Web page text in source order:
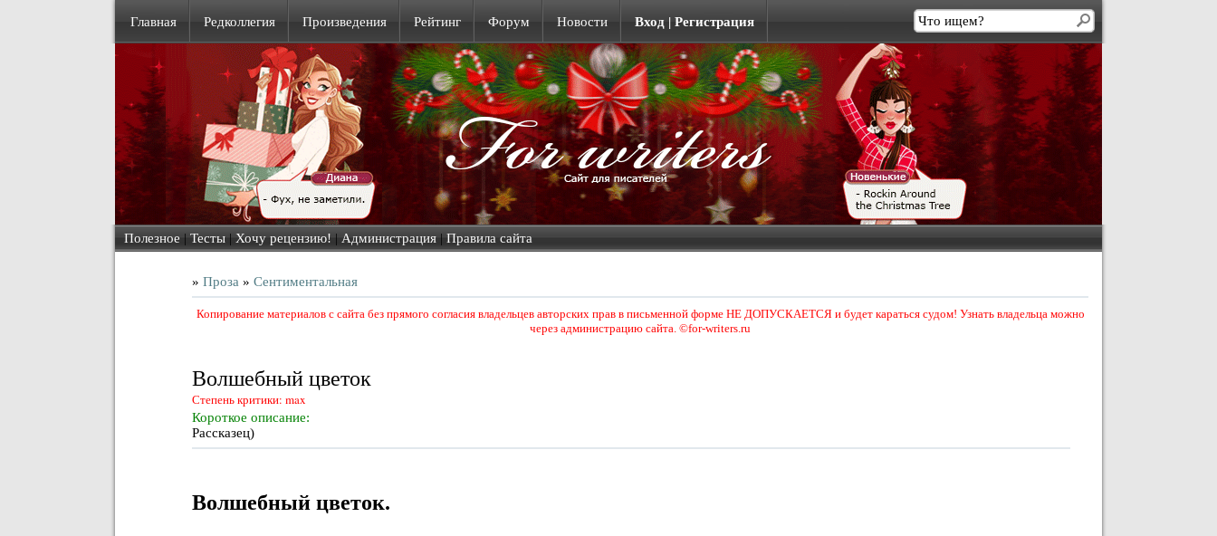
Главная Редколлегия Произведения Рейтинг Форум Новости Вход | Регистрация
Полезное | Тесты | Хочу рецензию! | Администрация | Правила сайта
» Проза » Сентиментальная
Копирование материалов с сайта без прямого согласия владельцев авторских прав в письменной форме НЕ ДОПУСКАЕТСЯ и будет караться судом! Узнать владельца можно
через администрацию сайта. ©for-writers.ru
Волшебный цветок
Степень критики: max
Короткое описание:
Рассказец)
Волшебный цветок.